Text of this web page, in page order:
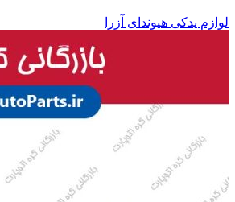
لوازم یدکی هیوندای آزرا